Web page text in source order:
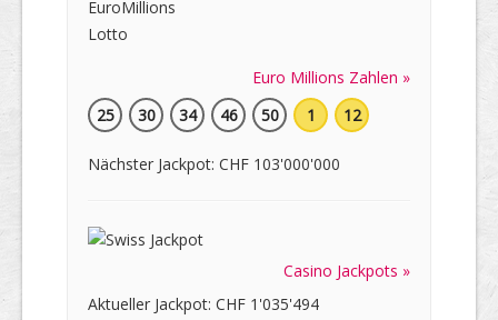
Euro Millions Zahlen »
25
30 34 46 50 1 12
Nächster Jackpot: CHF 103'000'000
Casino Jackpots »
Aktueller Jackpot: CHF 1'035'494